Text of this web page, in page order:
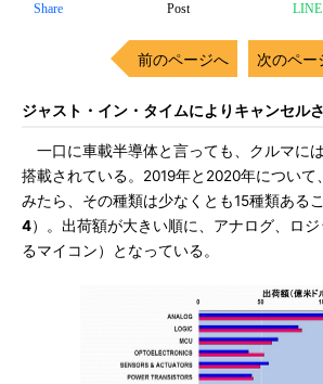
Share Post LINE
前のページへ 次のペー
ジャスト・イン・タイムによりキャンセル
一口に車載半導体と言っても、クルマに
搭載されている。2019年と2020年について
みたら、その種類は少なくとも15種類ある
4）。出荷額が大きい順に、アナログ、ロ
るマイコン）となっている。